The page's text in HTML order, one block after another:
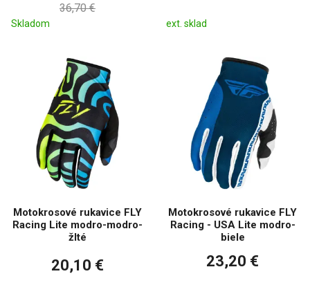
36,70 €
Skladom ext. sklad
Motokrosové rukavice FLY
Racing Lite modro-modro-
žlté
20,10 €
Motokrosové rukavice FLY
Racing - USA Lite modro-
biele
23,20 €